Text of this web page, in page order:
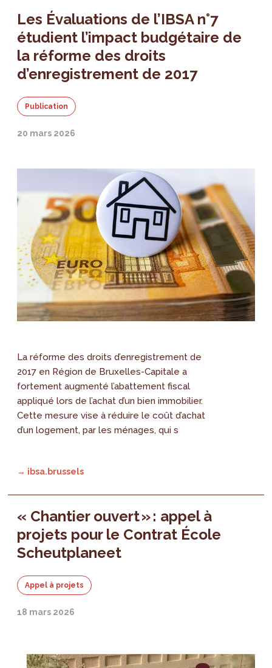
Les Évaluations de l’IBSA n°7
étudient l’impact budgétaire de
la réforme des droits
d’enregistrement de 2017
Publication
20 mars 2026
La réforme des droits d’enregistrement de
2017 en Région de Bruxelles-Capitale a
fortement augmenté l’abattement fiscal
appliqué lors de l’achat d’un bien immobilier.
Cette mesure vise à réduire le coût d’achat
d’un logement, par les ménages, qui s
→ ibsa.brussels
« Chantier ouvert » : appel à
projets pour le Contrat École
Scheutplaneet
Appel à projets
18 mars 2026